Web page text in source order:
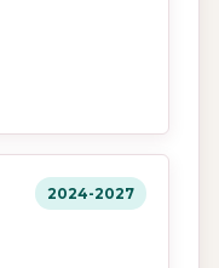
2024-2027